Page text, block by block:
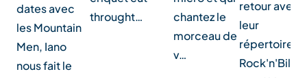
dates avec
les Mountain
Men, Iano
nous fait le
throught…
chantez le
morceau de
v…
retour avec
leur
répertoire
Rock'n'Billy